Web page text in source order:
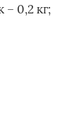
– 0,2 кг;